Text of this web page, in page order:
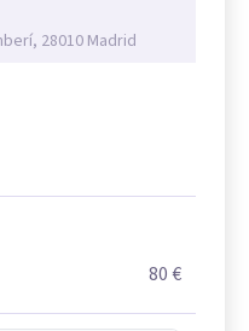
28010 Madrid
80 €